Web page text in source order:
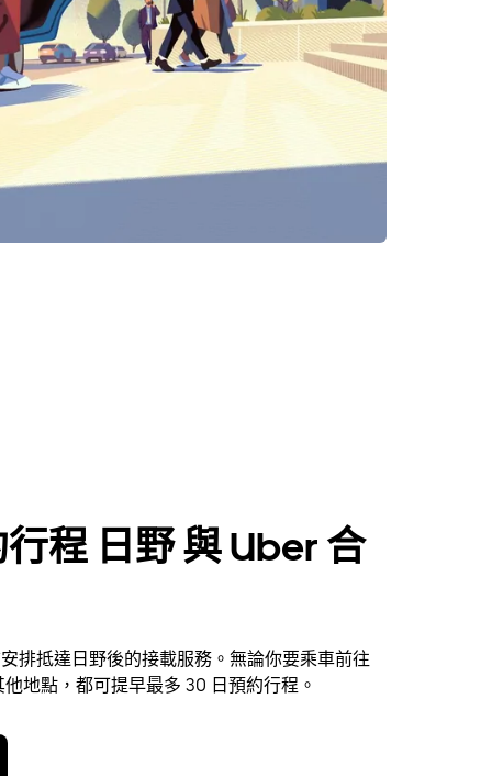
程 日野 與 Uber 合
排抵達日野後的接載服務。無論你要乘車前往
地點，都可提早最多 30 日預約行程。